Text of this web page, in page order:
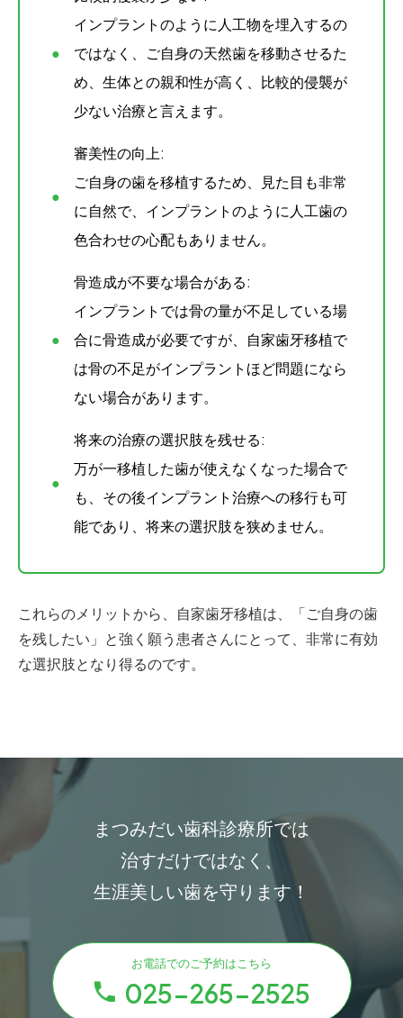
インプラントのように人工物を埋入するの
ではなく、ご自身の天然歯を移動させるた
め、生体との親和性が高く、比較的侵襲が
少ない治療と言えます。
審美性の向上:
ご自身の歯を移植するため、見た目も非常
に自然で、インプラントのように人工歯の
色合わせの心配もありません。
骨造成が不要な場合がある:
インプラントでは骨の量が不足している場
合に骨造成が必要ですが、自家歯牙移植で
は骨の不足がインプラントほど問題になら
ない場合があります。
将来の治療の選択肢を残せる:
万が一移植した歯が使えなくなった場合で
も、その後インプラント治療への移行も可
能であり、将来の選択肢を狭めません。
これらのメリットから、自家歯牙移植は、「ご自身の歯
を残したい」と強く願う患者さんにとって、非常に有効
な選択肢となり得るのです。
まつみだい歯科診療所では
治すだけではなく、
生涯美しい歯を守ります！
お電話でのご予約はこちら
025-265-2525